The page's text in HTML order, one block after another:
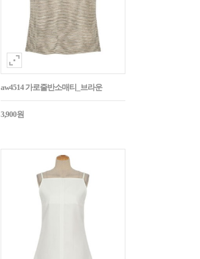
aw4514 가로줄반소매티_브라운
3,900원